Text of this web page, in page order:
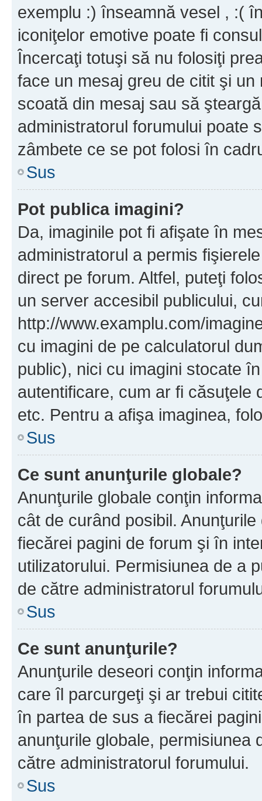
exemplu :) înseamnă vesel , :(
iconiţelor emotive poate fi
Încercaţi totuşi să nu folosiţi
face un mesaj greu de citit şi
scoată din mesaj sau să
administratorul forumului poate
zâmbete ce se pot folosi în
Sus
Pot publica imagini?
Da, imaginile pot fi afişate în
administratorul a permis
direct pe forum. Altfel, puteţi
un server accesibil publicului,
http://www.examplu.com/
cu imagini de pe calculatorul
public), nici cu imagini stocate
autentificare, cum ar fi căsuţele
etc. Pentru a afişa imaginea,
Sus
Ce sunt anunţurile globale?
Anunţurile globale conţin
cât de curând posibil.
fiecărei pagini de forum şi în
utilizatorului. Permisiunea de a
de către administratorul
Sus
Ce sunt anunţurile?
Anunţurile deseori conţin
care îl parcurgeţi şi ar trebui
în partea de sus a fiecărei
anunţurile globale, permisiunea
către administratorul forumului.
Sus